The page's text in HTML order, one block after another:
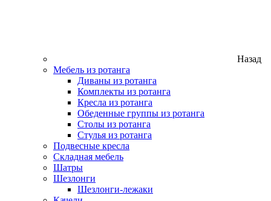
Назад
Мебель из ротанга
Диваны из ротанга
Комплекты из ротанга
Кресла из ротанга
Обеденные группы из ротанга
Столы из ротанга
Стулья из ротанга
Подвесные кресла
Складная мебель
Шатры
Шезлонги
Шезлонги-лежаки